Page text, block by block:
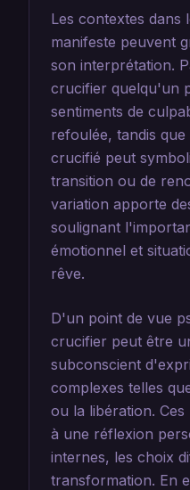
Les contextes dans
manifeste peuvent
son interprétation.
crucifier quelqu'un
sentiments de
refoulée, tandis
crucifié peut
transition ou de
variation apporte
soulignant
émotionnel et
rêve.
D'un point de vue
crucifier peut être
subconscient
complexes telles
ou la libération.
à une réflexion
internes, les choix
transformation. En